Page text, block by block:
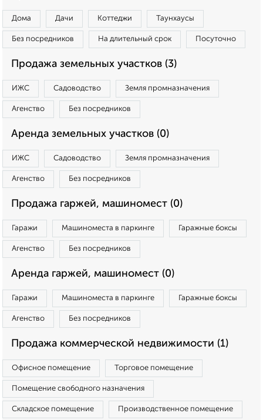
Дома Дачи Коттеджи Таунхаусы
Без посредников На длительный срок Посуточно
Продажа земельных участков (3)
ИЖС Садоводство Земля промназначения
Агенство Без посредников
Аренда земельных участков (0)
ИЖС Садоводство Земля промназначения
Агенство Без посредников
Продажа гаржей, машиномест (0)
Гаражи Машиноместа в паркинге Гаражные боксы
Агенство Без посредников
Аренда гаржей, машиномест (0)
Гаражи Машиноместа в паркинге Гаражные боксы
Агенство Без посредников
Продажа коммерческой недвижимости (1)
Офисное помещение Торговое помещение
Помещение свободного назначения
Складское помещение Производственное помещение